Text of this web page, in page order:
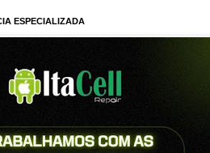
ESPECIALIZADA